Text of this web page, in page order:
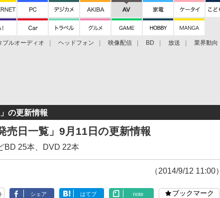
ブルオーディオ ヘッドフォン 映像配信 BD 放送 業界動向
の更新情報
売日一覧」9月11日の更新情報
BD 25本、DVD 22本
（2014/9/12 11:00）
シェア はてブ note ブックマーク